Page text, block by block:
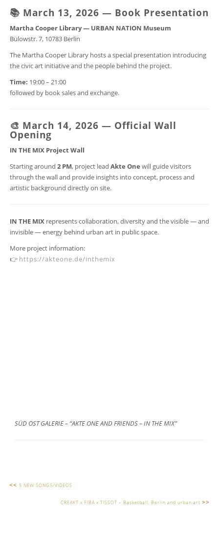
📚 March 13, 2026 — Book Presentation
Martha Cooper Library — URBAN NATION Museum
Bülowstr. 7, 10783 Berlin
The Martha Cooper Library hosts a special presentation introducing
the civic art initiative and the people behind the project.
Time: 19:00 – 21:00
followed by book sales and exchange.
🎨 March 14, 2026 — Official Wall
Opening
IN THE MIX Project Wall
Starting around 2 PM, project lead Akte One will guide visitors
through the wall and provide insights into concept, process and
artistic background directly on site.
IN THE MIX represents collaboration, diversity and the visible — and
invisible — energy behind urban art in public space.
More project information:
👉 https://akteone.de/inthemix
SÜD OST GALERIE – “AKTE ONE AND FRIENDS – IN THE MIX”
<< 5 NEW SONGS/VIDEOS
CREAKT x FIBA x TISSOT – Basketball, Berlin and urban art >>